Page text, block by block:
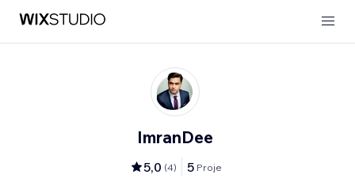
ImranDee
5,0 (4) 5 Proje